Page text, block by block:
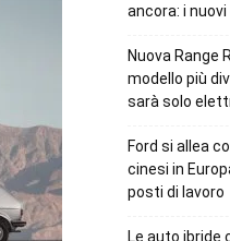
ancora: i
Nuova Range
modello più
sarà solo
Ford si allea
cinesi in
posti di lavoro
Le auto ibride